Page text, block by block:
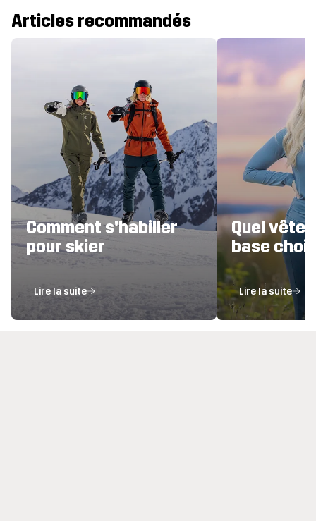
Articles recommandés
Comment s'habiller
pour skier
Lire la suite
Quel
base
Lire la suite